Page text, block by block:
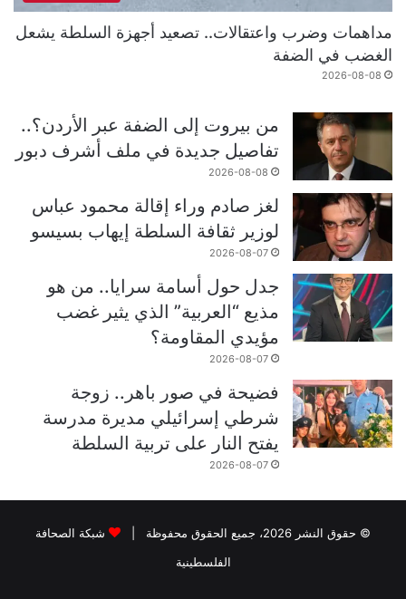
مداهمات وضرب واعتقالات.. تصعيد أجهزة السلطة يشعل
الغضب في الضفة
2026-08-08
من بيروت إلى الضفة عبر الأردن؟..
تفاصيل جديدة في ملف أشرف دبور
2026-08-08
لغز صادم وراء إقالة محمود عباس
لوزير ثقافة السلطة إيهاب بسيسو
2026-08-07
جدل حول أسامة سرايا.. من هو
مذيع “العربية” الذي يثير غضب
مؤيدي المقاومة؟
2026-08-07
فضيحة في صور باهر.. زوجة
شرطي إسرائيلي مديرة مدرسة
يفتح النار على تربية السلطة
2026-08-07
© حقوق النشر 2026، جميع الحقوق محفوظة |
شبكة الصحافة
الفلسطينية